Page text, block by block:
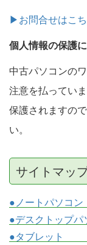
▶お問合せはこ
個人情報の保護
中古パソコンの
注意を払ってい
保護されますの
い。
サイトマッ
●ノートパソコン
●デスクトップパ
●タブレット